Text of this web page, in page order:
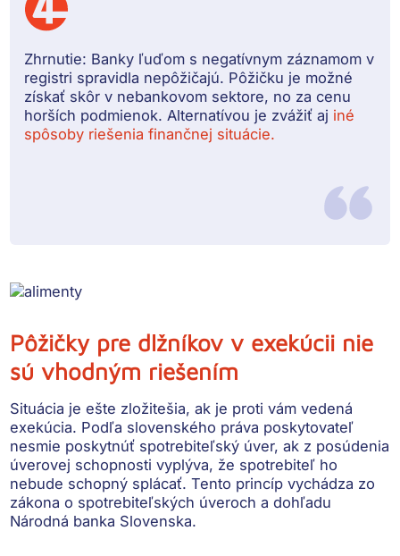
Zhrnutie: Banky ľuďom s negatívnym záznamom v
registri spravidla nepôžičajú. Pôžičku je možné
získať skôr v nebankovom sektore, no za cenu
horších podmienok. Alternatívou je zvážiť aj iné
spôsoby riešenia finančnej situácie.
Pôžičky pre dlžníkov v exekúcii nie
sú vhodným riešením
Situácia je ešte zložitešia, ak je proti vám vedená
exekúcia. Podľa slovenského práva poskytovateľ
nesmie poskytnúť spotrebiteľský úver, ak z posúdenia
úverovej schopnosti vyplýva, že spotrebiteľ ho
nebude schopný splácať. Tento princíp vychádza zo
zákona o spotrebiteľských úveroch a dohľadu
Národná banka Slovenska.